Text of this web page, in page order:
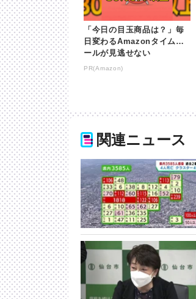
「今日の目玉商品は？」毎
日変わるAmazonタイムセ
ールが見逃せない
PR(Amazon)
関連ニュース